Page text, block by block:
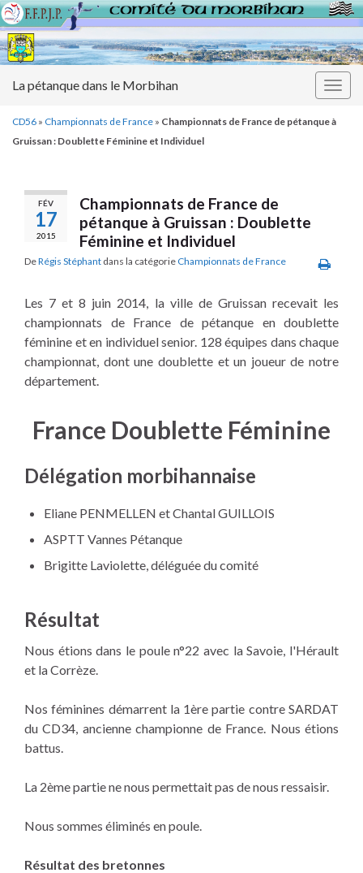
La pétanque dans le Morbihan
CD56 » Championnats de France » Championnats de France de pétanque à
Gruissan : Doublette Féminine et Individuel
FÉV
17
2015
Championnats de France de
pétanque à Gruissan : Doublette
Féminine et Individuel
DeRégis Stéphant dans la catégorie Championnats de France
Les 7 et 8 juin 2014, la ville de Gruissan recevait les
championnats de France de pétanque en doublette
féminine et en individuel senior. 128 équipes dans chaque
championnat, dont une doublette et un joueur de notre
département.
France Doublette Féminine
Délégation morbihannaise
Eliane PENMELLEN et Chantal GUILLOIS
ASPTT Vannes Pétanque
Brigitte Laviolette, déléguée du comité
Résultat
Nous étions dans le poule n°22 avec la Savoie, l'Hérault
et la Corrèze.
Nos féminines démarrent la 1ère partie contre SARDAT
du CD34, ancienne championne de France. Nous étions
battus.
La 2ème partie ne nous permettait pas de nous ressaisir.
Nous sommes éliminés en poule.
Résultat des bretonnes